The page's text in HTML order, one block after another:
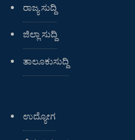
ರಾಜ್ಯ ಸುದ್ದಿ
ಜಿಲ್ಲಾ ಸುದ್ದಿ
ತಾಲೂಕುಸುದ್ದಿ
ಉದ್ಯೋಗ